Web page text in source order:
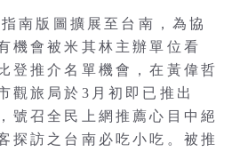
南版圖擴展至台南，為協
機會被米其林主辦單位看
登推介名單機會，在黃偉哲
觀旅局於3月初即已推出
號召全民上網推薦心目中絕
探訪之台南必吃小吃。被推